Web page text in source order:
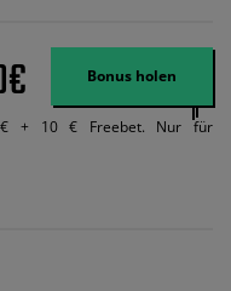
Bonus holen
+ 10 € Freebet. Nur für